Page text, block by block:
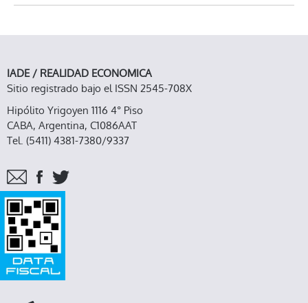
IADE / REALIDAD ECONOMICA
Sitio registrado bajo el ISSN 2545-708X
Hipólito Yrigoyen 1116 4° Piso
CABA, Argentina, C1086AAT
Tel. (5411) 4381-7380/9337